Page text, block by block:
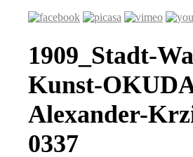
1909_Stadt-
Kunst-
Alexander-
0337